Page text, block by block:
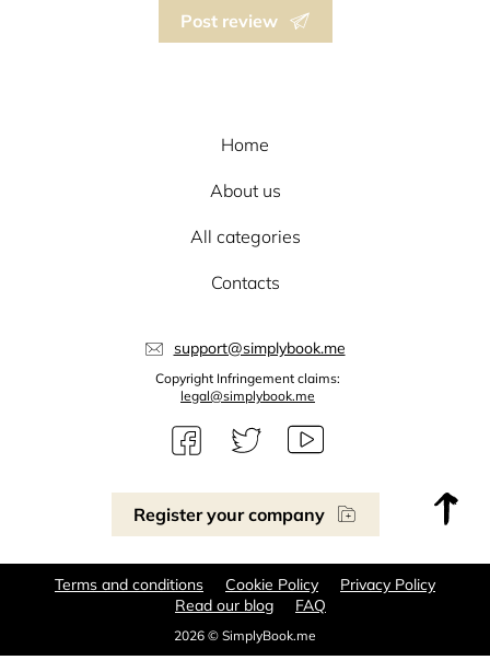
Post review
Register your company
Home
About us
All categories
Contacts
support@simplybook.me
Copyright Infringement claims:
legal@simplybook.me
2026 © SimplyBook.me
Terms and conditions Cookie Policy
Privacy Policy
Read our blog
FAQ